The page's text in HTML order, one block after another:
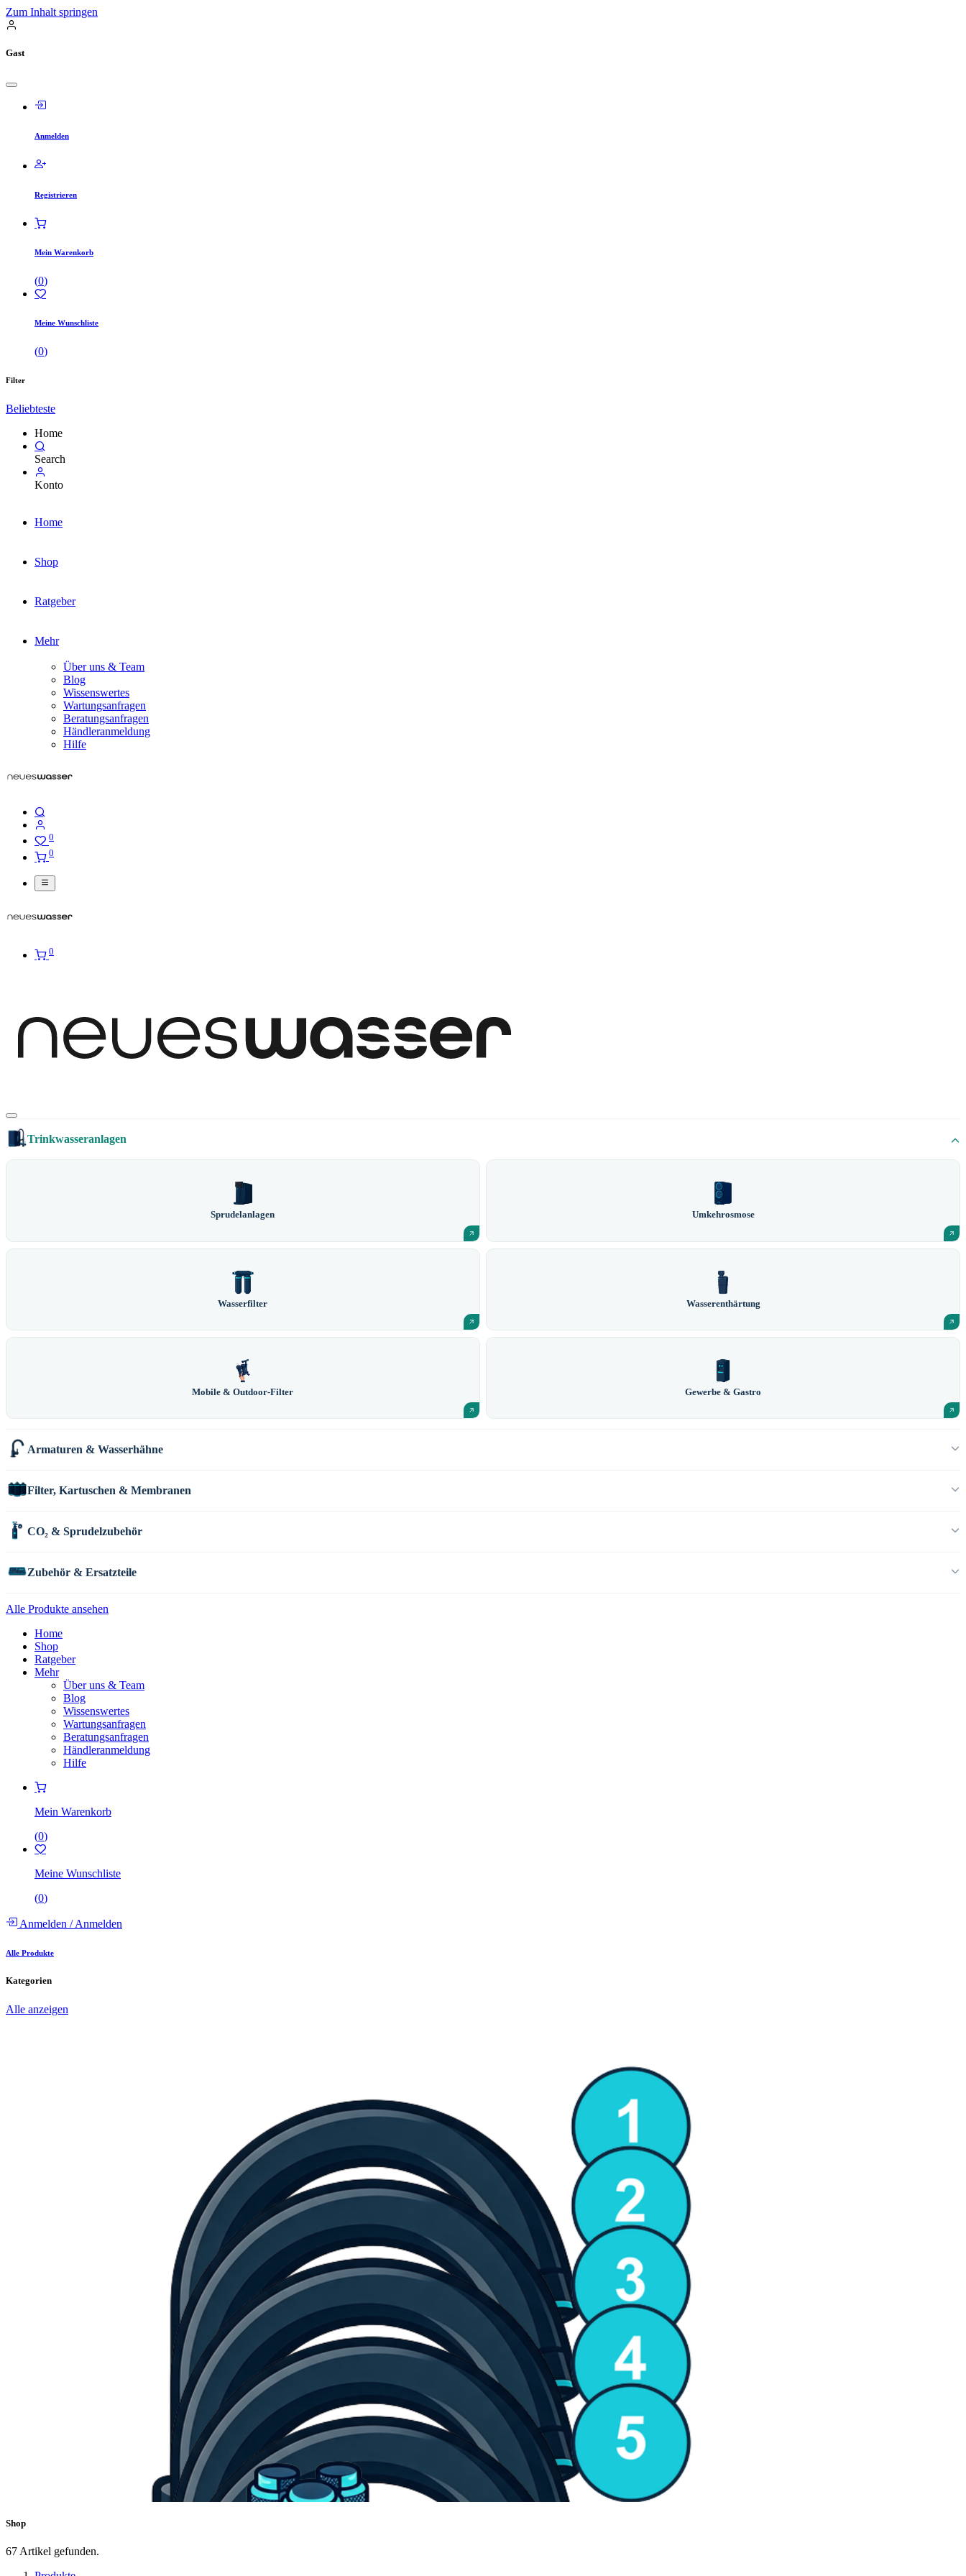
Zum Inhalt springen
Gast
Anmelden
Registrieren
Mein Warenkorb
(0)
Meine Wunschliste
(0)
Filter
Beliebteste
Home
Search
Konto
Home
Shop
Ratgeber
Mehr
Über uns & Team
Blog
Wissenswertes
Wartungsanfragen
Beratungsanfragen
Händleranmeldung
Hilfe
0
0
0
Trinkwasseranlagen
Sprudelanlagen Umkehrosmose
Wasserfilter Wasserenthärtung
Mobile & Outdoor-Filter Gewerbe & Gastro
Armaturen & Wasserhähne
Filter, Kartuschen & Membranen
CO₂ & Sprudelzubehör
Zubehör & Ersatzteile
Alle Produkte ansehen
Home
Shop
Ratgeber
Mehr
Über uns & Team
Blog
Wissenswertes
Wartungsanfragen
Beratungsanfragen
Händleranmeldung
Hilfe
Mein Warenkorb
(0)
Meine Wunschliste
(0)
Anmelden /Anmelden
Alle Produkte
Kategorien
Alle anzeigen
Shop
67 Artikel gefunden.